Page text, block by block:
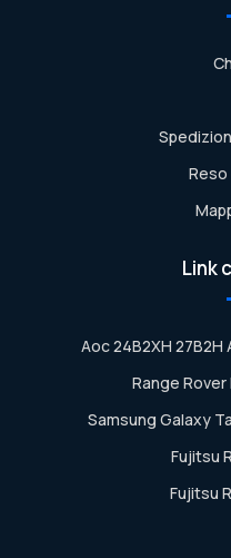
Link
Aoc 24B2XH 27B2H
Range
Samsung Galaxy
Fujitsu
Fujitsu